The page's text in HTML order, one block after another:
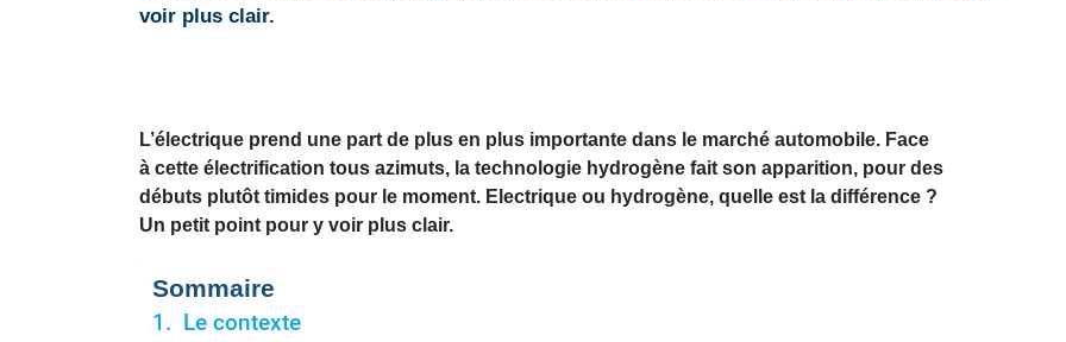
voir plus clair.
L’électrique prend une part de plus en plus importante dans le marché automobile. Face
à cette électrification tous azimuts, la technologie hydrogène fait son apparition, pour des
débuts plutôt timides pour le moment. Electrique ou hydrogène, quelle est la différence ?
Un petit point pour y voir plus clair.
Sommaire
Le contexte